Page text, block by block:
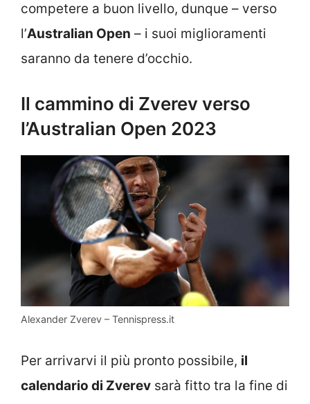
competere a buon livello, dunque – verso
l’Australian Open – i suoi miglioramenti
saranno da tenere d’occhio.
Il cammino di Zverev verso
l’Australian Open 2023
Alexander Zverev – Tennispress.it
Per arrivarvi il più pronto possibile, il
calendario di Zverev sarà fitto tra la fine di